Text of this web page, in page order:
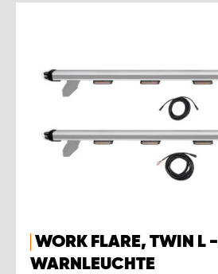
WORK FLARE, TWIN L -
WARNLEUCHTE